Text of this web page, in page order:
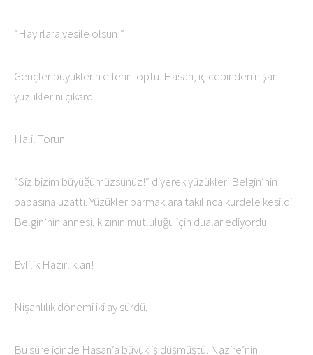
“Hayırlara vesile olsun!”
Gençler büyüklerin ellerini öptü. Hasan, iç cebinden nişan
yüzüklerini çıkardı.
Halil Torun
“Siz bizim büyüğümüzsünüz!” diyerek yüzükleri Belgin’nin
babasına uzattı. Yüzükler parmaklara takılınca kurdele kesildi.
Belgin’nin annesi, kızının mutluluğu için dualar ediyordu.
Evlilik Hazırlıkları!
Nişanlılık dönemi iki ay sürdü.
Bu süre içinde Hasan’a büyük iş düşmüştü. Nazire’nin